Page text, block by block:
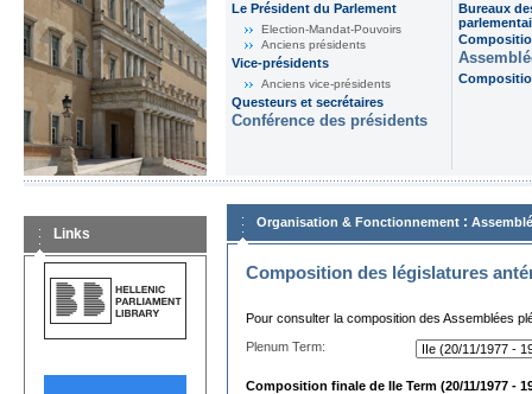
Le Président du Parlement
Election-Mandat-Pouvoirs
Anciens présidents
Vice-présidents
Anciens vice-présidents
Questeurs et secrétaires
Conférence des présidents
Bureaux
Links
Organisation & Fonctionnement :
Composition des législatures
Pour consulter la composition des Assemblées
Plenum Term:
Composition finale de IIe Term (20/11/1977 -